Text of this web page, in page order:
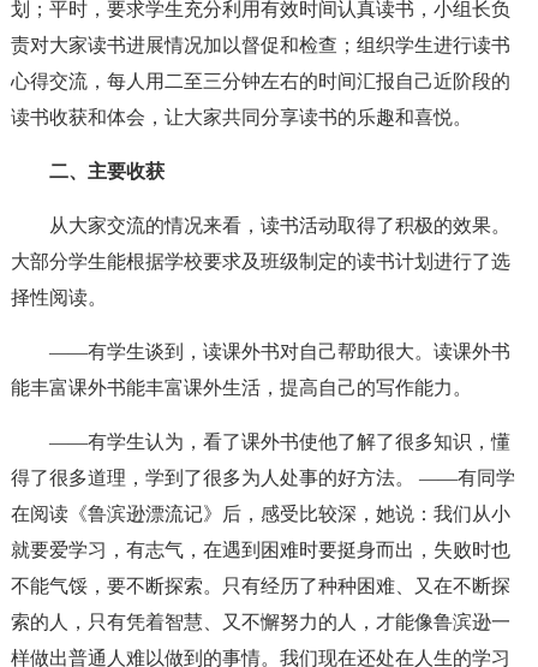
划；平时，要求学生充分利用有效时间认真读书，小组长负
责对大家读书进展情况加以督促和检查；组织学生进行读书
心得交流，每人用二至三分钟左右的时间汇报自己近阶段的
读书收获和体会，让大家共同分享读书的乐趣和喜悦。
二、主要收获
从大家交流的情况来看，读书活动取得了积极的效果。
大部分学生能根据学校要求及班级制定的读书计划进行了选
择性阅读。
——有学生谈到，读课外书对自己帮助很大。读课外书
能丰富课外书能丰富课外生活，提高自己的写作能力。
——有学生认为，看了课外书使他了解了很多知识，懂
得了很多道理，学到了很多为人处事的好方法。 ——有同学
在阅读《鲁滨逊漂流记》后，感受比较深，她说：我们从小
就要爱学习，有志气，在遇到困难时要挺身而出，失败时也
不能气馁，要不断探索。只有经历了种种困难、又在不断探
索的人，只有凭着智慧、又不懈努力的人，才能像鲁滨逊一
样做出普通人难以做到的事情。我们现在还处在人生的学习